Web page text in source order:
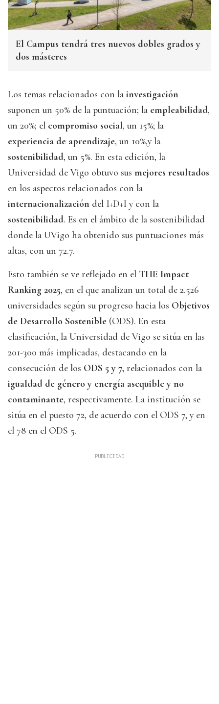
El Campus tendrá tres nuevos dobles grados y
dos másteres
Los temas relacionados con la investigación
suponen un 50% de la puntuación; la empleabilidad,
un 20%; el compromiso social, un 15%; la
experiencia de aprendizaje, un 10%,y la
sostenibilidad, un 5%. En esta edición, la
Universidad de Vigo obtuvo sus mejores resultados
en los aspectos relacionados con la
internacionalización del I+D+I y con la
sostenibilidad. Es en el ámbito de la sostenibilidad
donde la UVigo ha obtenido sus puntuaciones más
altas, con un 72.7.
Esto también se ve reflejado en el THE Impact
Ranking 2025, en el que analizan un total de 2.526
universidades según su progreso hacia los Objetivos
de Desarrollo Sostenible (ODS). En esta
clasificación, la Universidad de Vigo se sitúa en las
201-300 más implicadas, destacando en la
consecución de los ODS 5 y 7, relacionados con la
igualdad de género y energía asequible y no
contaminante, respectivamente. La institución se
sitúa en el puesto 72, de acuerdo con el ODS 7, y en
el 78 en el ODS 5.